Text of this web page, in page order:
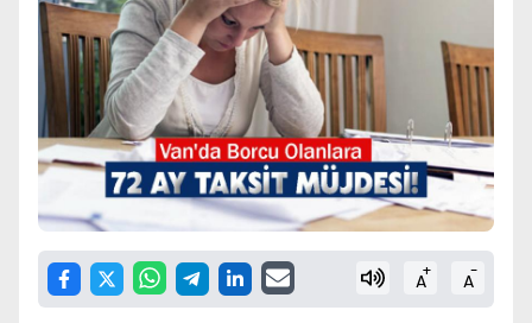
A+ A-